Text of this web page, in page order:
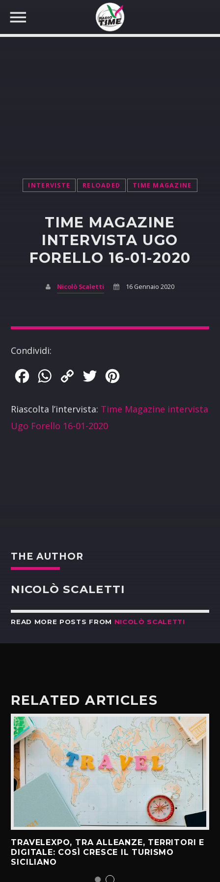
INTERVISTE RELOADED TIME MAGAZINE
TIME MAGAZINE
INTERVISTA UGO
FORELLO 16-01-2020
Nicolò Scaletti 16 Gennaio 2020
Condividi:
FacebookWhatsApp
Copy
Twitter
Riascolta l’intervista: Time Magazine intervista
Ugo Forello 16-01-2020
THE AUTHOR
NICOLÒ SCALETTI
READ MORE POSTS FROM NICOLÒ SCALETTI
RELATED ARTICLES
TRAVELEXPO, TRA ALLEANZE, TERRITORI E
DIGITALE: COSÌ CRESCE IL TURISMO
SICILIANO